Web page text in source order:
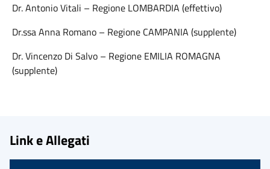
Dr. Antonio Vitali – Regione LOMBARDIA (effettivo)
Dr.ssa Anna Romano – Regione CAMPANIA (supplente)
Dr. Vincenzo Di Salvo – Regione EMILIA ROMAGNA
(supplente)
Link e Allegati